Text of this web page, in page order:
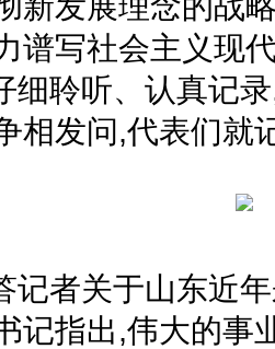
谱写社会主义现
聆听、认真记
相发问,代表们就
者关于山东近
记指出,伟大的事